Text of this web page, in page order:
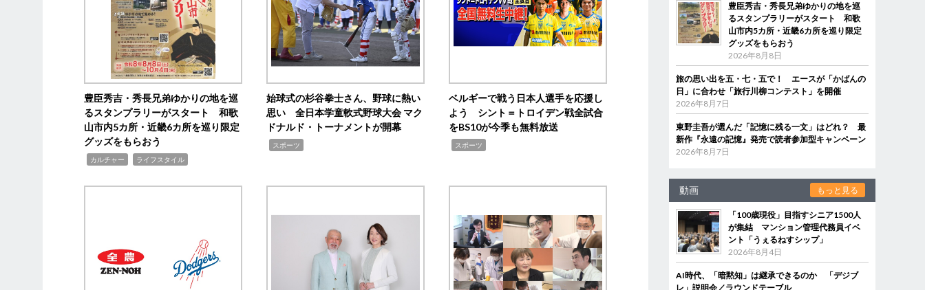
豊臣秀吉・秀長兄弟ゆかりの地を巡
るスタンプラリーがスタート 和歌
山市内5カ所・近畿6カ所を巡り限定
グッズをもらおう
カルチャー ライフスタイル
始球式の杉谷拳士さん、野球に熱い
思い 全日本学童軟式野球大会 マク
ドナルド・トーナメントが開幕
スポーツ
ベルギーで戦う日本人選手を応援し
よう シント＝トロイデン戦全試合
をBS10が今季も無料放送
スポーツ
豊臣秀吉・秀長兄弟ゆかりの地を巡
るスタンプラリーがスタート 和歌
山市内5カ所・近畿6カ所を巡り限定
グッズをもらおう
2026年8月8日
旅の思い出を五・七・五で！ エースが「かばんの
日」に合わせ「旅行川柳コンテスト」を開催
2026年8月7日
東野圭吾が選んだ「記憶に残る一文」はどれ？ 最
新作『永遠の記憶』発売で読者参加型キャンペーン
2026年8月7日
動画 もっと見る
「100歳現役」目指すシニア1500人
が集結 マンション管理代務員イベ
ント「うぇるねすシップ」
2026年8月4日
AI時代、「暗黙知」は継承できるのか 「デジブ
レ」説明会／ラウンドテーブル